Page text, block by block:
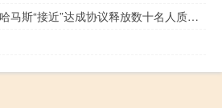
外媒：美国、以色列和哈马斯“接近”达成协议释放数十名人质换取5天停火